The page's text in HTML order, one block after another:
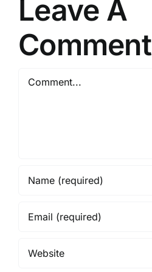
Leave A
Comment
Comment